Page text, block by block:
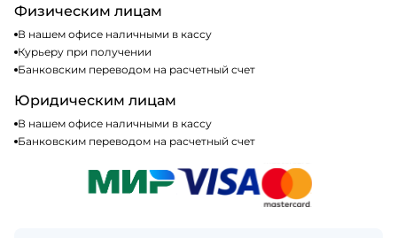
Физическим лицам
В нашем офисе наличными в кассу
Курьеру при получении
Банковским переводом на расчетный счет
Юридическим лицам
В нашем офисе наличными в кассу
Банковским переводом на расчетный счет